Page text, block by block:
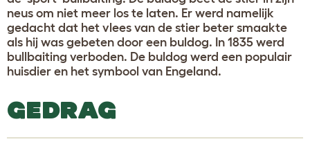
neus om niet meer los te laten. Er werd namelijk
gedacht dat het vlees van de stier beter smaakte
als hij was gebeten door een buldog. In 1835 werd
bullbaiting verboden. De buldog werd een populair
huisdier en het symbool van Engeland.
GEDRAG